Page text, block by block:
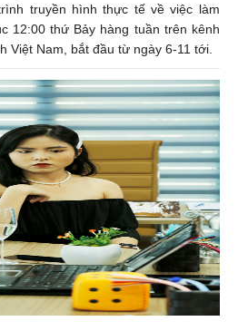
truyền hình thực tế về việc làm
12:00 thứ Bảy hàng tuần trên kênh
Việt Nam, bắt đầu từ ngày 6-11 tới.